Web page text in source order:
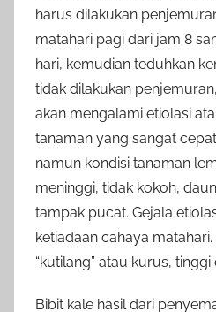
harus dilakukan
matahari pagi dari jam 8
hari, kemudian teduhkan
tidak dilakukan
akan mengalami etiolasi
tanaman yang sangat
namun kondisi tanaman
meninggi, tidak kokoh,
tampak pucat. Gejala
ketiadaan cahaya
“kutilang” atau kurus, tinggi
Bibit kale hasil dari